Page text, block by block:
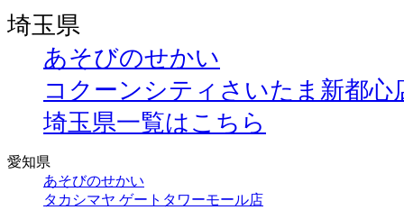
埼玉県
あそびのせかい
コクーンシティさいたま新都心
埼玉県一覧はこちら
愛知県
あそびのせかい
タカシマヤ ゲートタワーモール店